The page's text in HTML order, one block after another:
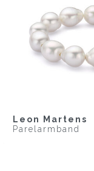
Leon Martens
Parelarmband